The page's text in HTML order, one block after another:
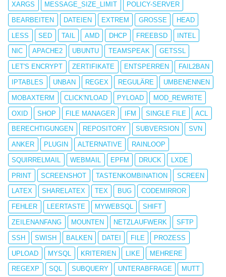
XARGS MESSAGE_SIZE_LIMIT POLICY-SERVER
BEARBEITEN DATEIEN EXTREM GROSSE HEAD
LESS SED TAIL AMD DHCP FREEBSD INTEL
NIC APACHE2 UBUNTU TEAMSPEAK GETSSL
LET'S ENCRYPT ZERTIFIKATE ENTSPERREN FAIL2BAN
IPTABLES UNBAN REGEX REGULÄRE UMBENENNEN
MOBAXTERM CLICK'N'LOAD PYLOAD MOD_REWRITE
OXID SHOP FILE MANAGER IFM SINGLE FILE ACL
BERECHTIGUNGEN REPOSITORY SUBVERSION SVN
ANKER PLUGIN ALTERNATIVE RAINLOOP
SQUIRRELMAIL WEBMAIL EPFM DRUCK LXDE
PRINT SCREENSHOT TASTENKOMBINATION SCREEN
LATEX SHARELATEX TEX BUG CODEMIRROR
FEHLER LEERTASTE MYWEBSQL SHIFT
ZEILENANFANG MOUNTEN NETZLAUFWERK SFTP
SSH SWISH BALKEN DATEI FILE PROZESS
UPLOAD MYSQL KRITERIEN LIKE MEHRERE
REGEXP SQL SUBQUERY UNTERABFRAGE MUTT